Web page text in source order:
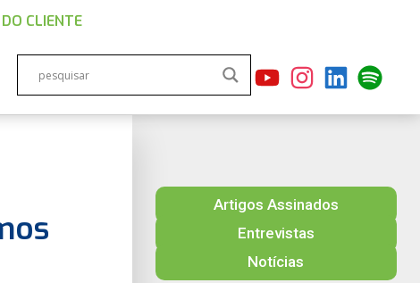
CLIENTE
Artigos Assinados
Entrevistas
Notícias